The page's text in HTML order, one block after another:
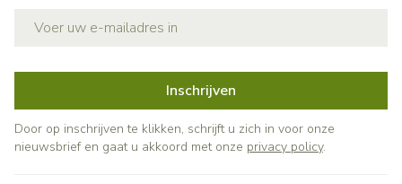
Inschrijven
Door op inschrijven te klikken, schrijft u zich in voor onze
nieuwsbrief en gaat u akkoord met onze privacy policy.